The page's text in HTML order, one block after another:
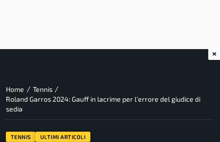
Home / Tennis /
Roland Garros 2024: Gauff in lacrime per l’errore del giudice di
sedia
TENNIS ULTIMI ARTICOLI
×